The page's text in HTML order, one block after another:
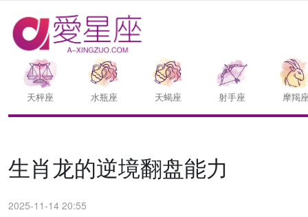
天枰座 水瓶座 天蝎座 射手座 摩羯
生肖龙的逆境翻盘能力
2025-11-14 20:55